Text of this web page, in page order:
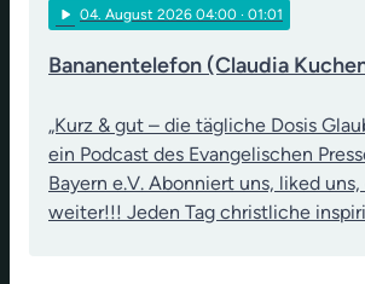
play_arrow 04. August 2026 04:00 · 01:01
Bananentelefon (Claudia
„Kurz & gut – die tägliche Dosis
ein Podcast des Evangelischen
Bayern e.V. Abonniert uns, liked
weiter!!! Jeden Tag christliche